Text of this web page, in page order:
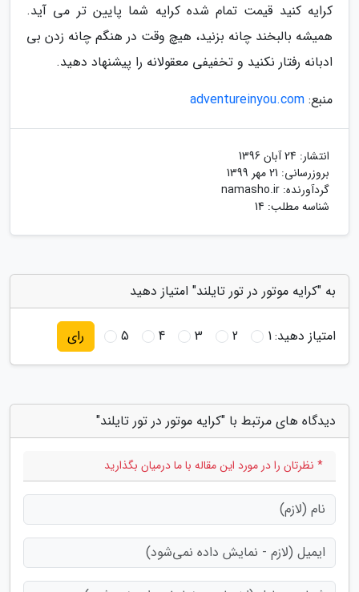
کرایه کنید قیمت تمام شده کرایه شما پایین تر می آید.
همیشه بالبخند چانه بزنید، هیچ وقت در هنگم چانه زدن بی
ادبانه رفتار نکنید و تخفیفی معقولانه را پیشنهاد دهید.
منبع: adventureinyou.com
انتشار: 24 آبان 1396
بروزرسانی: 21 مهر 1399
گردآورنده: namasho.ir
شناسه مطلب: 14
به "کرایه موتور در تور تایلند" امتیاز دهید
امتیاز دهید:1
2
3
4
5 رای
دیدگاه های مرتبط با "کرایه موتور در تور تایلند"
* نظرتان را در مورد این مقاله با ما درمیان بگذارید